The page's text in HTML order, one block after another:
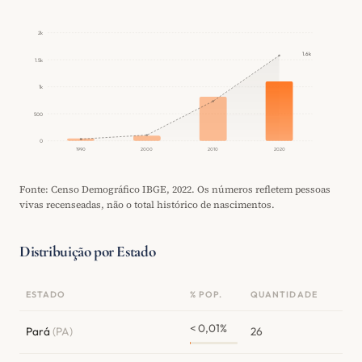
0
500
1k
1.5k
2k
1990 2000 2010 2020
1.6k
Fonte: Censo Demográfico IBGE, 2022. Os números refletem pessoas
vivas recenseadas, não o total histórico de nascimentos.
Distribuição por Estado
ESTADO % POP. QUANTIDADE
Pará (PA) < 0,01% 26